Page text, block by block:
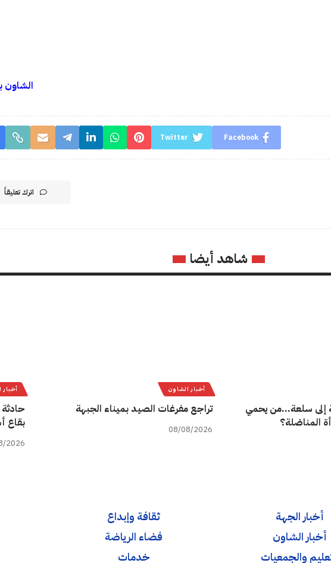
الشاون
Facebook
Twitter
اترك تعليقاً
شاهد أيضا
إلى سلعة…من يحمي
المناضلة؟
أخبار الشاون
تراجع مفرغات الصيد بميناء الجبهة
08/08/2026
بقاع
2026
أخبار الجهة
أخبار الشاون
والجمعيات
ثقافة وإبداع
فضاء الرياضة
خدمات